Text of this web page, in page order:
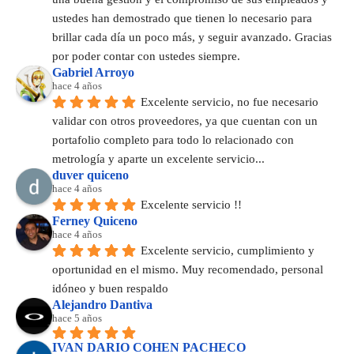
ustedes han demostrado que tienen lo necesario para
brillar cada día un poco más, y seguir avanzado. Gracias
por poder contar con ustedes siempre.
Gabriel Arroyo
hace 4 años
Excelente servicio, no fue necesario
validar con otros proveedores, ya que cuentan con un
portafolio completo para todo lo relacionado con
metrología y aparte un excelente servicio...
duver quiceno
hace 4 años
Excelente servicio !!
Ferney Quiceno
hace 4 años
Excelente servicio, cumplimiento y
oportunidad en el mismo. Muy recomendado, personal
idóneo y buen respaldo
Alejandro Dantiva
hace 5 años
IVAN DARIO COHEN PACHECO